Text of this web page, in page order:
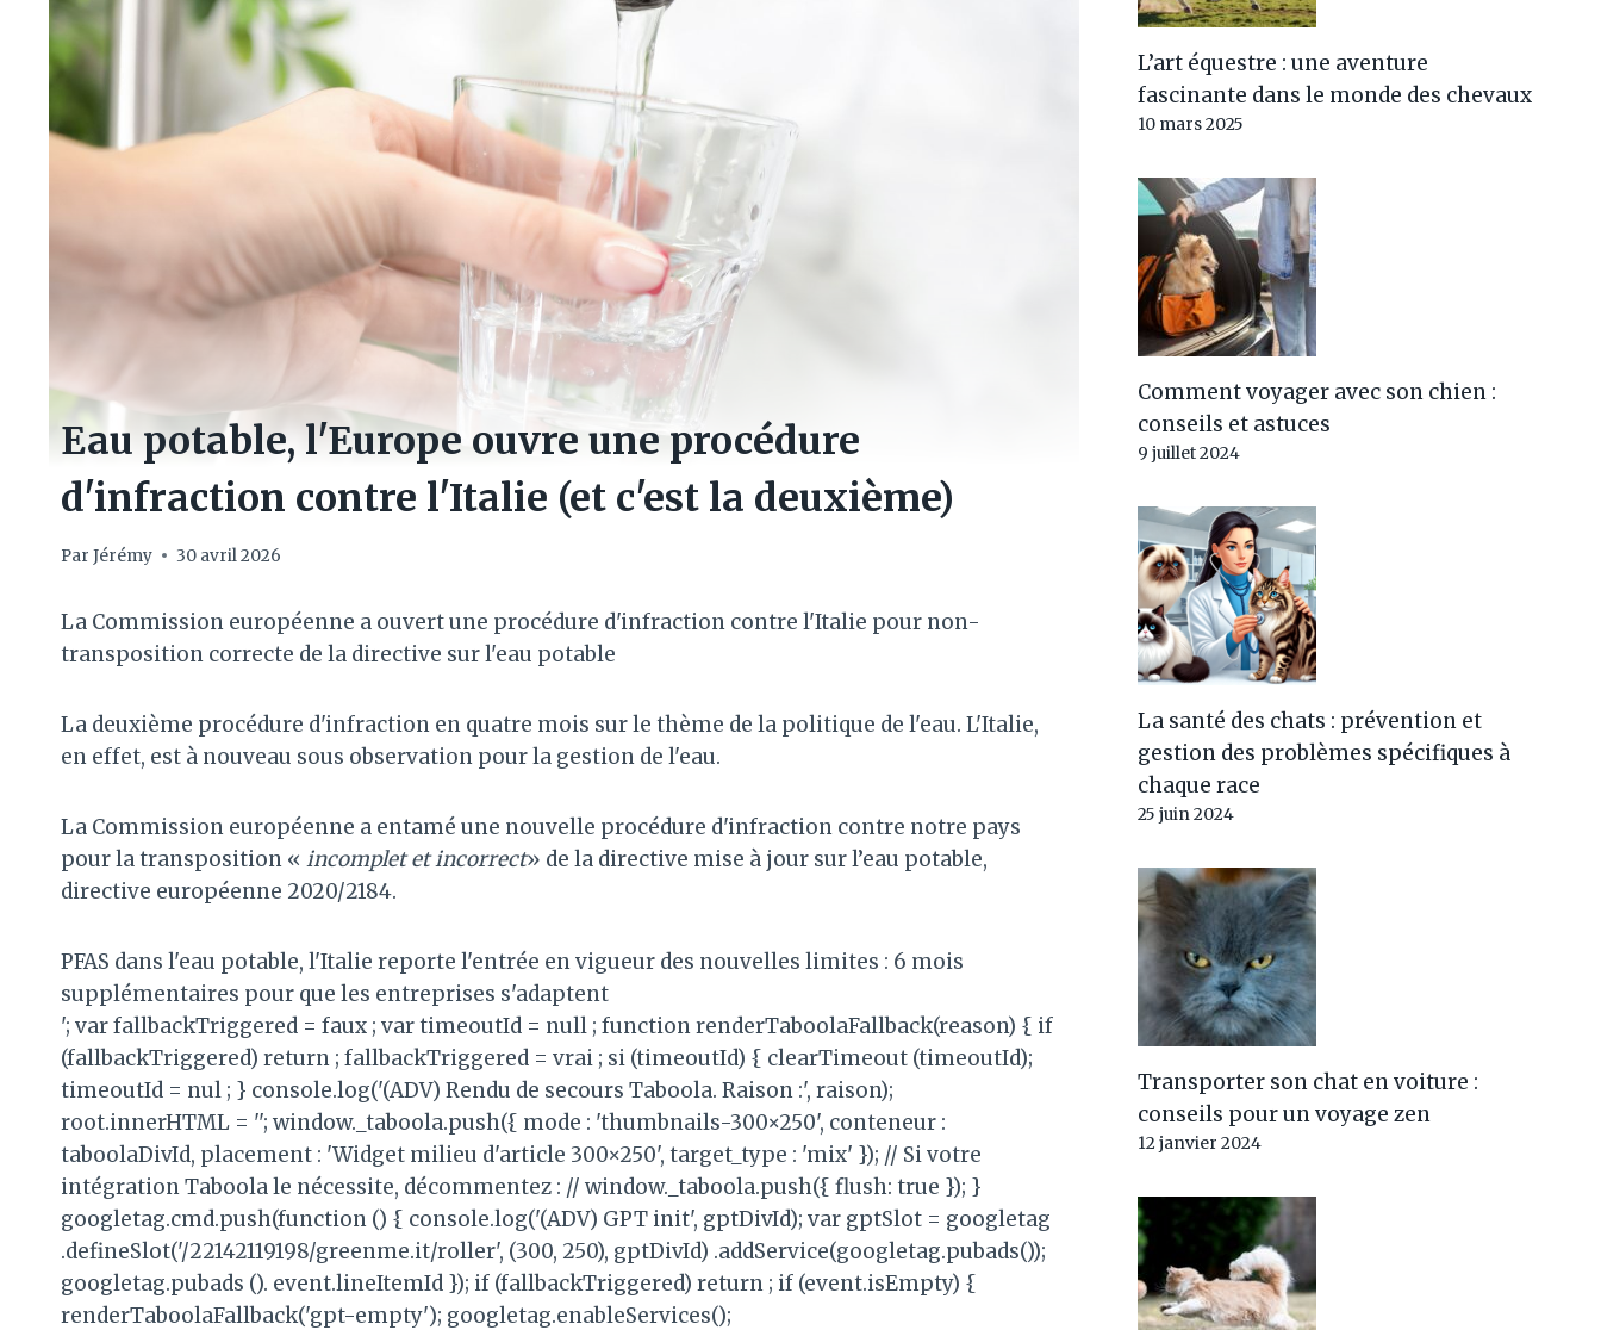
Eau potable, l'Europe ouvre une procédure
d'infraction contre l'Italie (et c'est la deuxième)
Par Jérémy 30 avril 2026
La Commission européenne a ouvert une procédure d'infraction contre l'Italie pour non-
transposition correcte de la directive sur l'eau potable
La deuxième procédure d'infraction en quatre mois sur le thème de la politique de l'eau. L'Italie,
en effet, est à nouveau sous observation pour la gestion de l'eau.
La Commission européenne a entamé une nouvelle procédure d'infraction contre notre pays
pour la transposition « incomplet et incorrect» de la directive mise à jour sur l’eau potable,
directive européenne 2020/2184.
PFAS dans l'eau potable, l'Italie reporte l'entrée en vigueur des nouvelles limites : 6 mois
supplémentaires pour que les entreprises s'adaptent
'; var fallbackTriggered = faux ; var timeoutId = null ; function renderTaboolaFallback(reason) { if
(fallbackTriggered) return ; fallbackTriggered = vrai ; si (timeoutId) { clearTimeout (timeoutId);
timeoutId = nul ; } console.log('(ADV) Rendu de secours Taboola. Raison :', raison);
root.innerHTML = ''; window._taboola.push({ mode : 'thumbnails-300×250', conteneur :
taboolaDivId, placement : 'Widget milieu d'article 300×250', target_type : 'mix' }); // Si votre
intégration Taboola le nécessite, décommentez : // window._taboola.push({ flush: true }); }
googletag.cmd.push(function () { console.log('(ADV) GPT init', gptDivId); var gptSlot = googletag
.defineSlot('/22142119198/greenme.it/roller', (300, 250), gptDivId) .addService(googletag.pubads());
googletag.pubads (). event.lineItemId }); if (fallbackTriggered) return ; if (event.isEmpty) {
renderTaboolaFallback('gpt-empty'); googletag.enableServices();
L’art équestre : une aventure
fascinante dans le monde des chevaux
10 mars 2025
Comment voyager avec son chien :
conseils et astuces
9 juillet 2024
La santé des chats : prévention et
gestion des problèmes spécifiques à
chaque race
25 juin 2024
Transporter son chat en voiture :
conseils pour un voyage zen
12 janvier 2024